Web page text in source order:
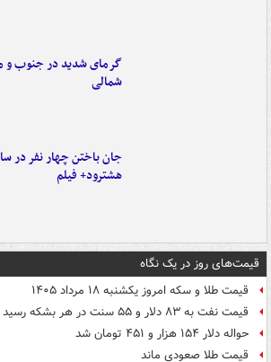
گرمای شدید در جنوب و
شمالی
جان باختن چهار نفر در
هشترود+ فیلم
قیمت‌های روز در یک نگاه
قیمت طلا و سکه امروز یکشنبه ۱۸ مرداد ۱۴۰۵
قیمت نفت به ۸۳ دلار و ۵۵ سنت در هر بشکه رسید
حواله دلار ۱۵۴ هزار و ۴۵۱ تومان شد
قیمت طلا صعودی ماند